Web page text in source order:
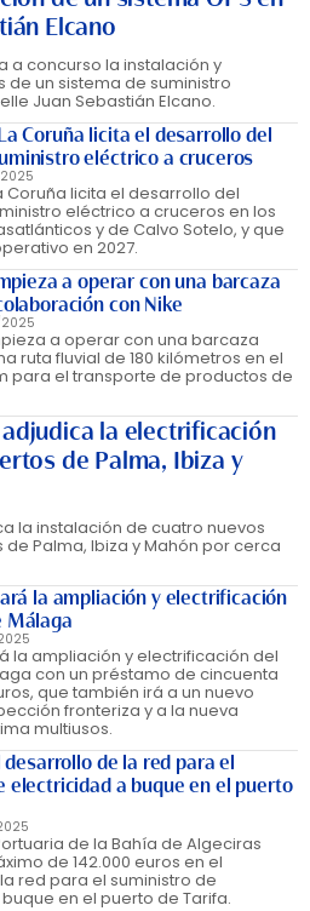
Elcano
a concurso la instalación y
un sistema de suministro
Juan Sebastián Elcano.
Coruña licita el desarrollo del
eléctrico a cruceros
Coruña licita el desarrollo del
eléctrico a cruceros en los
y de Calvo Sotelo, y que
en 2027.
a operar con una barcaza
con Nike
a operar con una barcaza
ruta fluvial de 180 kilómetros en el
para el transporte de productos de
la electrificación
de Palma, Ibiza y
la instalación de cuatro nuevos
de Palma, Ibiza y Mahón por cerca
la ampliación y electrificación
Málaga
la ampliación y electrificación del
con un préstamo de cincuenta
que también irá a un nuevo
fronteriza y a la nueva
multiusos.
de la red para el
electricidad a buque en el puerto
de la Bahía de Algeciras
de 142.000 euros en el
red para el suministro de
en el puerto de Tarifa.